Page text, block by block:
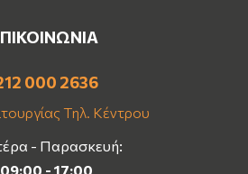
000 2636
Τηλ. Κέντρου
- Παρασκευή:
09:00 - 17:00